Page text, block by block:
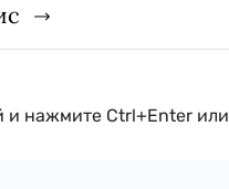
и нажмите Ctrl+Enter или